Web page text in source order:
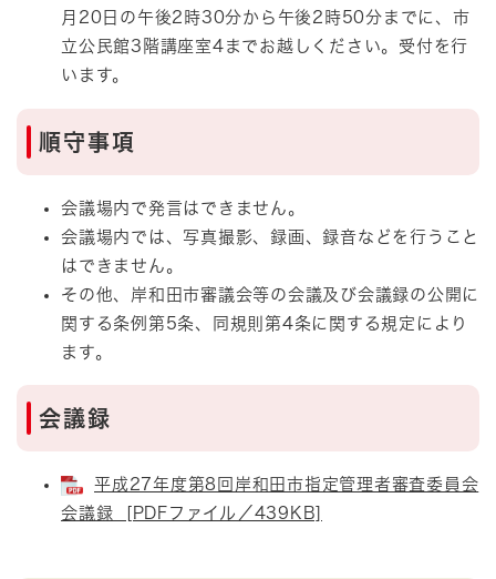
月20日の午後2時30分から午後2時50分までに、市
立公民館3階講座室4までお越しください。受付を行
います。
順守事項
会議場内で発言はできません。
会議場内では、写真撮影、録画、録音などを行うこと
はできません。
その他、岸和田市審議会等の会議及び会議録の公開に
関する条例第5条、同規則第4条に関する規定により
ます。
会議録
平成27年度第8回岸和田市指定管理者審査委員会
会議録 [PDFファイル／439KB]